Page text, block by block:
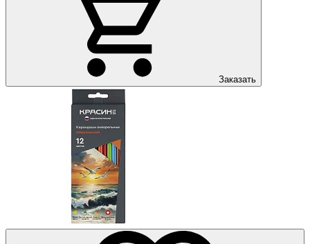
Заказать